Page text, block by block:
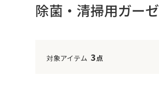
除菌・清掃用ガーゼ
3